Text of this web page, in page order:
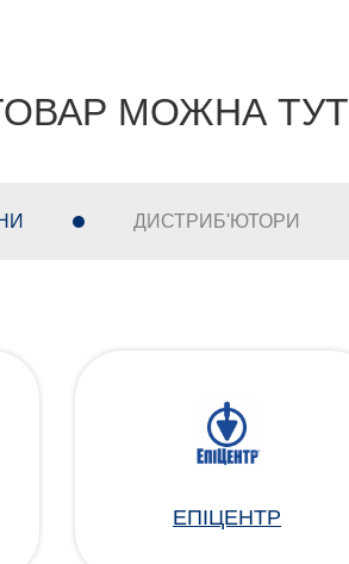
МОЖНА ТУТ
ДИСТРИБ'ЮТОРИ
ЕПІЦЕНТР